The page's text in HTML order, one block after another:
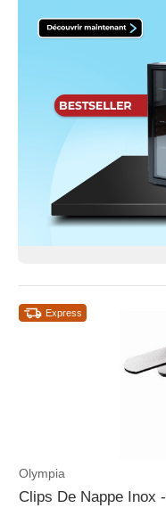
Express
Olympia
Clips De Nappe Inox